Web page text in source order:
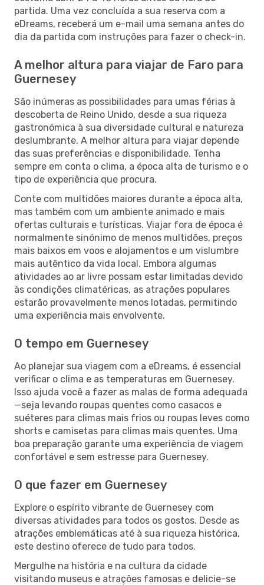
partida. Uma vez concluída a sua reserva com a
eDreams, receberá um e-mail uma semana antes do
dia da partida com instruções para fazer o check-in.
A melhor altura para viajar de Faro para
Guernesey
São inúmeras as possibilidades para umas férias à
descoberta de Reino Unido, desde a sua riqueza
gastronómica à sua diversidade cultural e natureza
deslumbrante. A melhor altura para viajar depende
das suas preferências e disponibilidade. Tenha
sempre em conta o clima, a época alta de turismo e o
tipo de experiência que procura.
Conte com multidões maiores durante a época alta,
mas também com um ambiente animado e mais
ofertas culturais e turísticas. Viajar fora de época é
normalmente sinónimo de menos multidões, preços
mais baixos em voos e alojamentos e um vislumbre
mais autêntico da vida local. Embora algumas
atividades ao ar livre possam estar limitadas devido
às condições climatéricas, as atrações populares
estarão provavelmente menos lotadas, permitindo
uma experiência mais envolvente.
O tempo em Guernesey
Ao planejar sua viagem com a eDreams, é essencial
verificar o clima e as temperaturas em Guernesey.
Isso ajuda você a fazer as malas de forma adequada
—seja levando roupas quentes como casacos e
suéteres para climas mais frios ou roupas leves como
shorts e camisetas para climas mais quentes. Uma
boa preparação garante uma experiência de viagem
confortável e sem estresse para Guernesey.
O que fazer em Guernesey
Explore o espírito vibrante de Guernesey com
diversas atividades para todos os gostos. Desde as
atrações emblemáticas até à sua riqueza histórica,
este destino oferece de tudo para todos.
Mergulhe na história e na cultura da cidade
visitando museus e atrações famosas e delicie-se